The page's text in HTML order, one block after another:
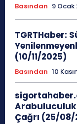
Basından 9 Ocak
TGRTHaber:
(10/11/2025)
Basından 10
Arabuluculuk
Çağrı (25/